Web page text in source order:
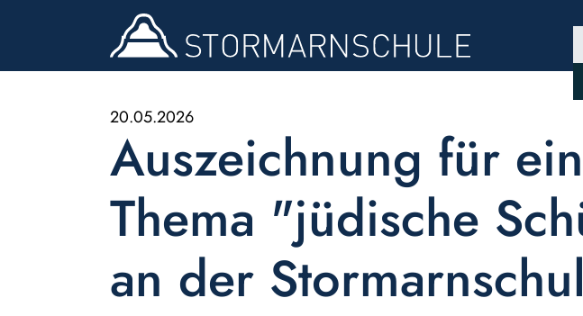
20.05.2026
Auszeichnung für
Thema "jüdische
an der